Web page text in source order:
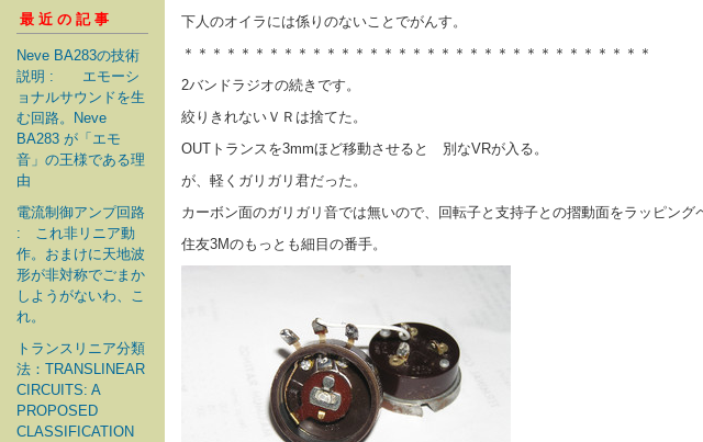
最近の記事
Neve BA283の技術
説明 : エモーシ
ョナルサウンドを生
む回路。Neve
BA283 が「エモ
音」の王様である理
由
電流制御アンプ回路
: これ非リニア動
作。おまけに天地波
形が非対称でごまか
しようがないわ、こ
れ。
トランスリニア分類
法：TRANSLINEAR
CIRCUITS: A
PROPOSED
CLASSIFICATION
下人のオイラには係りのないことでがんす。
＊＊＊＊＊＊＊＊＊＊＊＊＊＊＊＊＊＊＊＊＊＊＊＊＊＊＊＊＊＊＊＊＊
2バンドラジオの続きです。
絞りきれないＶＲは捨てた。
OUTトランスを3mmほど移動させると 別なVRが入る。
が、軽くガリガリ君だった。
カーボン面のガリガリ音では無いので、回転子と支持子との摺動面をラッピング
住友3Mのもっとも細目の番手。